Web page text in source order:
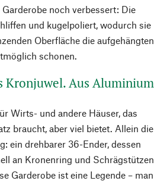
noch verbessert: Die
und kugelpoliert, wodurch sie
Oberfläche die aufgehängten
schonen.
Kronjuwel. Aus Aluminium
Wirts- und andere Häuser, das
braucht, aber viel bietet. Allein die
ein drehbarer 36-Ender, dessen
an Kronenring und Schrägstützen
Garderobe ist eine Legende – man